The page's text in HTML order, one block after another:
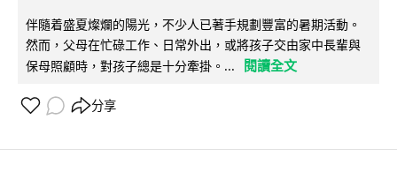
伴隨着盛夏燦爛的陽光，不少人已著手規劃豐富的暑期活動。
然而，父母在忙碌工作、日常外出，或將孩子交由家中長輩與
保母照顧時，對孩子總是十分牽掛。...
閱讀全文
分享